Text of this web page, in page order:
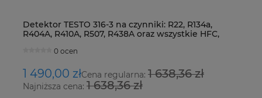
Detektor TESTO 316-3 na czynniki: R22, R134a,
R404A, R410A, R507, R438A oraz wszystkie HFC,
0 ocen
1 490,00 złCena regularna: 1 638,36 zł
Najniższa cena: 1 638,36 zł